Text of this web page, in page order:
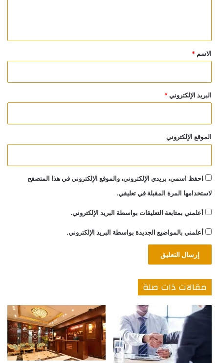
*
الاسم *
البريد الإلكتروني*
الموقع الإلكتروني
احفظ اسمي، بريدي الإلكتروني، والموقع الإلكتروني في هذا المتصفح
لاستخدامها المرة المقبلة في تعليقي.
أعلمني بمتابعة التعليقات بواسطة البريد الإلكتروني.
أعلمني بالمواضيع الجديدة بواسطة البريد الإلكتروني.
مقالات ذات صلة